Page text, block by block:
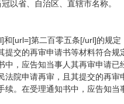
以省、自治区、直辖市名称。
[url=]第二百零五条[/url]的规
交的再审申请书等材料符合规
，应告知当事人其再审申请已
院申请再审，且其提交的再
。在受理通知书中，应告知当